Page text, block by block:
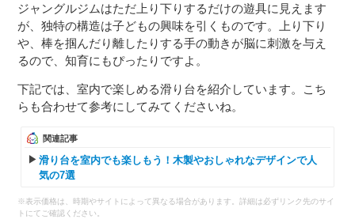
ジャングルジムはただ上り下りするだけの遊具に見えます
が、独特の構造は子どもの興味を引くものです。上り下り
や、棒を掴んだり離したりする手の動きが脳に刺激を与え
るので、知育にもぴったりですよ。
下記では、室内で楽しめる滑り台を紹介しています。こち
らも合わせて参考にしてみてくださいね。
関連記事
滑り台を室内でも楽しもう！木製やおしゃれなデザインで人
気の7選
※表示価格は、時期やサイトによって異なる場合があります。詳細は必ずリンク先のサイ
トにてご確認ください。